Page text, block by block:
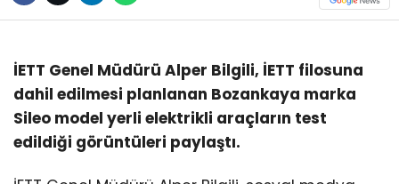
İETT Genel Müdürü Alper Bilgili, İETT filosuna
dahil edilmesi planlanan Bozankaya marka
Sileo model yerli elektrikli araçların test
edildiği görüntüleri paylaştı.